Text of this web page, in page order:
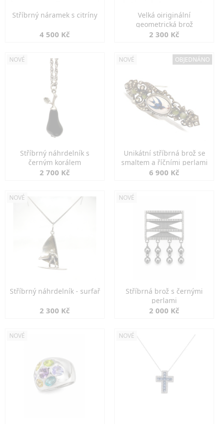
Stříbrný náramek s citríny
4 500 Kč
Velká oiriginální
geometrická brož
2 300 Kč
NOVÉ
Stříbrný náhrdelník s
černým korálem
2 700 Kč
NOVÉ OBJEDNÁNO
Unikátní stříbrná brož se
smaltem a říčními perlami
6 900 Kč
NOVÉ
Stříbrný náhrdelník - surfař
2 300 Kč
NOVÉ
Stříbrná brož s černými
perlami
2 000 Kč
NOVÉ NOVÉ